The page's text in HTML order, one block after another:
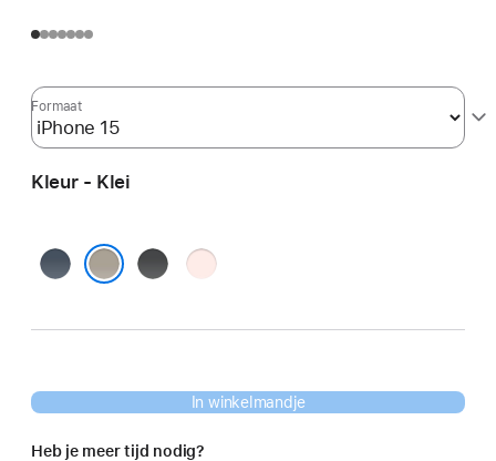
Formaat
Kleur - Klei
StormblauwZwart Lichtroze
In winkelmandje
Heb je meer tijd nodig?